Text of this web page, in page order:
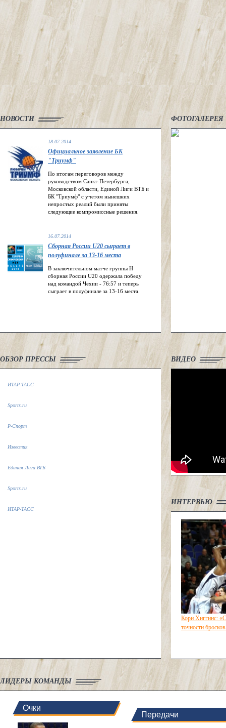
НОВОСТИ
18.07.2014
Официальное заявление БК
"Триумф"
По итогам переговоров между
руководством Санкт-Петербурга,
Московской области, Единой Лиги ВТБ и
БК "Триумф" с учетом нынешних
непростых реалий были приняты
следующие компромиссные решения.
16.07.2014
Сборная России U20 сыграет в
полуфинале за 13-16 места
В заключительном матче группы H
сборная России U20 одержала победу
над командой Чехии - 76:57 и теперь
сыграет в полуфинале за 13-16 места.
ОБЗОР ПРЕССЫ
ИТАР-ТАСС
Sports.ru
Р-Спорт
Известия
Единая Лига ВТБ
Sports.ru
ИТАР-ТАСС
ФОТОГАЛЕРЕЯ
ВИДЕО
ИНТЕРВЬЮ
Кори Хиггинс:
точности
ЛИДЕРЫ КОМАНДЫ
Очки
Передачи